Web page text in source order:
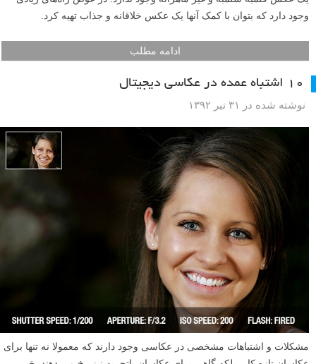
وجود دارد که بتوان با کمک آنها یک عکس خلاقانه و جذاب تهیه کرد.
ادامه مطلب
۱۰ اشتباه عمده در عکاسی دیجیتال
نوشته شده در ۳۱ تیر ۱۳۹۲
مشکلات و اشتباهات مشخصی در عکاسی وجود دارند که معمولا نه تنها برای